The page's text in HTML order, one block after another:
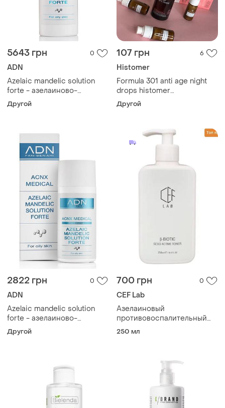
5643 грн 0
ADN
Azelaic mandelic solution
forte - азелаиново-
миндальный раствор для
жирной и проблемной
Другой
107 грн 6
Histomer
Formula 301 anti age night
drops histomer
антивозрастной
восстанавливающий
Другой
2822 грн 0
ADN
Azelaic mandelic solution
forte - азелаиново-
миндальный раствор для
жирной и проблемной
Другой
700 грн 0
CEF Lab
Азелаиновый
противовоспалительный
тоник для проблемной
250 мл